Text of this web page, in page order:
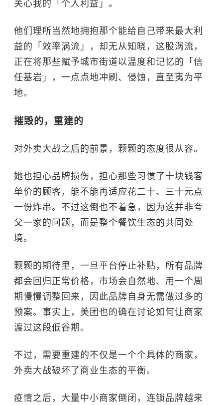
关心我的「个人利益」。
他们理所当然地拥抱那个能给自己带来最大利
益的「效率涡流」，却无从知晓，这股涡流，
正在将那些赋予城市街道以温度和记忆的「信
任基岩」，一点点地冲刷、侵蚀，直至夷为平
地。
摧毁的，重建的
对外卖大战之后的前景，颗颗的态度很从容。
她也担心品牌损伤，担心那些习惯了十块钱客
单价的顾客，能不能再适应花二十、三十元点
一份炸串。不过这倒也不着急，因为这并非夸
父一家的问题，而是整个餐饮生态的共同处
境。
颗颗的期待里，一旦平台停止补贴，所有品牌
都会回归正常价格，市场会自然地、用一个周
期慢慢调整回来，因此品牌自身无需做过多的
预案。事实上，美团也的确在讨论如何让商家
渡过这段低谷期。
不过，需要重建的不仅是一个个具体的商家，
外卖大战破坏了商业生态的平衡。
疫情之后，大量中小商家倒闭，连锁品牌越来